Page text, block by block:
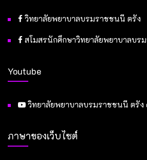
วิทยาลัยพยาบาลบรมราชชนนี ตรัง
สโมสรนักศึกษาวิทยาลัยพยาบาลบร
Youtube
วิทยาลัยพยาบาลบรมราชชนนี ตรัง
ภาษาของเว็บไซต์